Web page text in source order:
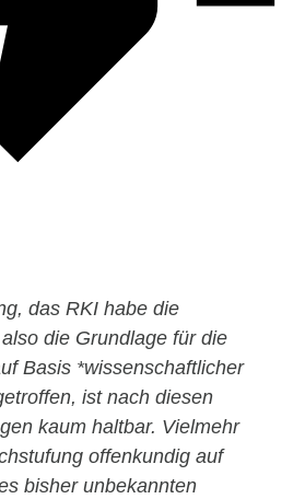
das RKI habe die
die Grundlage für die
Basis *wissenschaftlicher
ist nach diesen
kaum haltbar. Vielmehr
offenkundig auf
bisher unbekannten